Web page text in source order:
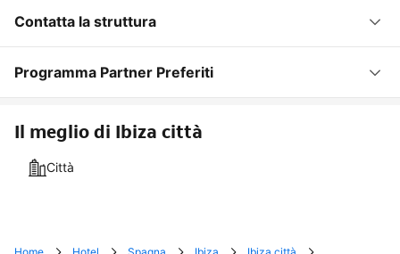
Contatta la struttura
Programma Partner Preferiti
Il meglio di Ibiza città
Città